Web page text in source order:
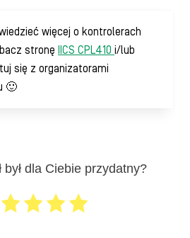
więcej o kontrolerach
stronę
IICS CPL410 i/lub
się z organizatorami
🙂
był dla Ciebie przydatny?